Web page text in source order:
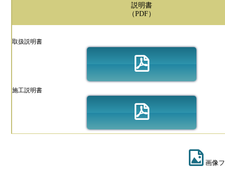
説明書
（PDF）
取扱説明書
施工説明書
画像